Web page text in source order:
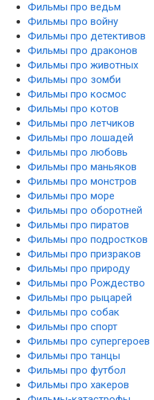
Фильмы про ведьм
Фильмы про войну
Фильмы про детективов
Фильмы про драконов
Фильмы про животных
Фильмы про зомби
Фильмы про космос
Фильмы про котов
Фильмы про летчиков
Фильмы про лошадей
Фильмы про любовь
Фильмы про маньяков
Фильмы про монстров
Фильмы про море
Фильмы про оборотней
Фильмы про пиратов
Фильмы про подростков
Фильмы про призраков
Фильмы про природу
Фильмы про Рождество
Фильмы про рыцарей
Фильмы про собак
Фильмы про спорт
Фильмы про супергероев
Фильмы про танцы
Фильмы про футбол
Фильмы про хакеров